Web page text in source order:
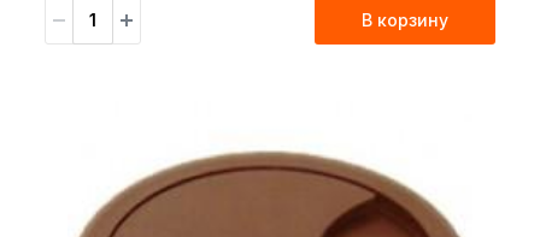
В корзину